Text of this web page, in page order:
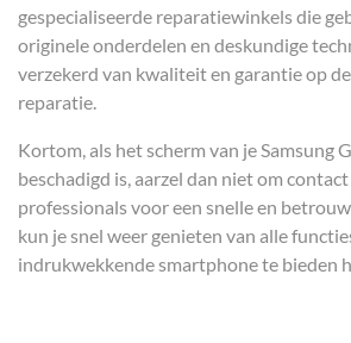
gespecialiseerde reparatiewinkels die
originele onderdelen en deskundige
verzekerd van kwaliteit en garantie op
reparatie.
Kortom, als het scherm van je Samsung
beschadigd is, aarzel dan niet om
professionals voor een snelle en
kun je snel weer genieten van alle
indrukwekkende smartphone te bieden